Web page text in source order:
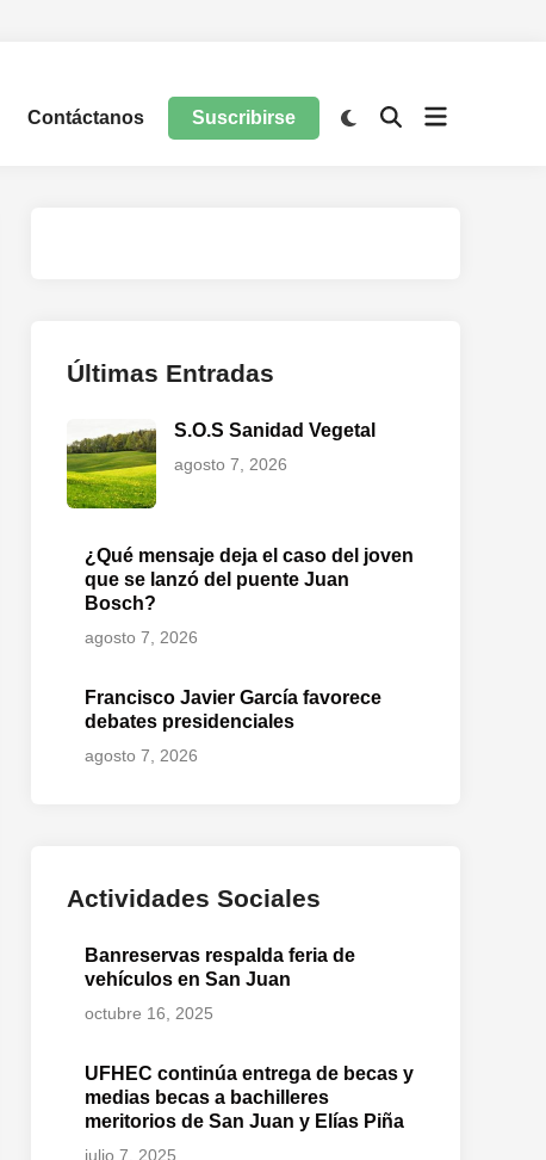
Contáctanos Suscribirse
Últimas Entradas
S.O.S Sanidad Vegetal
agosto 7, 2026
¿Qué mensaje deja el caso del joven
que se lanzó del puente Juan
Bosch?
agosto 7, 2026
Francisco Javier García favorece
debates presidenciales
agosto 7, 2026
Actividades Sociales
Banreservas respalda feria de
vehículos en San Juan
octubre 16, 2025
UFHEC continúa entrega de becas y
medias becas a bachilleres
meritorios de San Juan y Elías Piña
julio 7, 2025